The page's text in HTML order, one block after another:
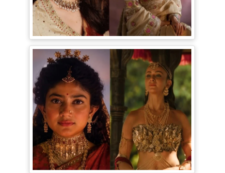
Bollywood Gossip: Gen Z को 'गटरछाप'
कहने वाली Kangana Ranaut के बदले सुर, दी
Digital Age में जीने की सीख
Ramayana Trailer: सीता से ज्यादा Rakul
Preet Singh की चर्चा, Shurpanakha के लुक
ने लूटी महफिल